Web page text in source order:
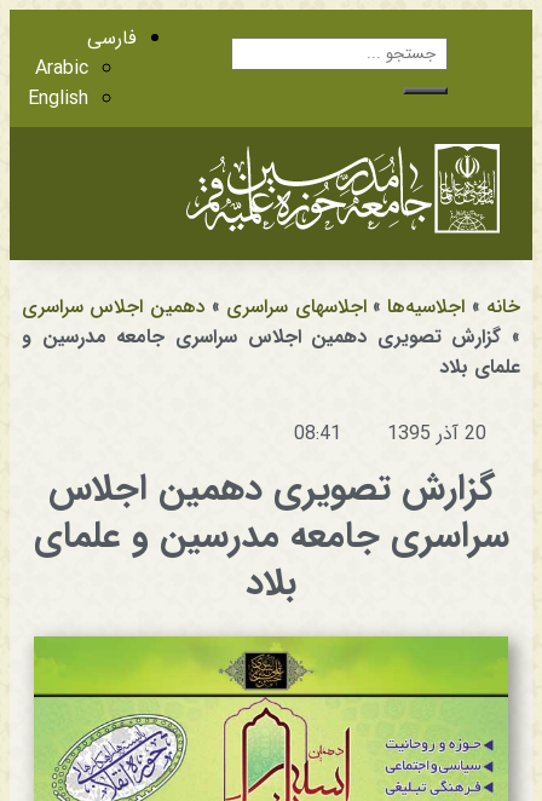
فارسی
Arabic
English
خانه » اجلاسیه‌ها »اجلاسهای سراسری » دهمین اجلاس سراسری
» گزارش تصویری دهمین اجلاس سراسری جامعه مدرسین و
علمای بلاد
20 آذر 1395 08:41
گزارش تصویری دهمین اجلاس
سراسری جامعه مدرسین و علمای
بلاد